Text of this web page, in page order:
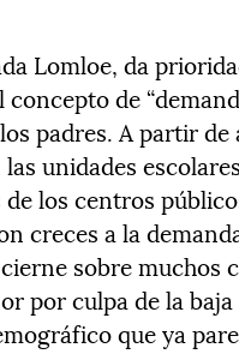
Lomloe, da
de
padres. A partir de
unidades
los centros
creces a la
sobre muchos
por culpa de la
que ya